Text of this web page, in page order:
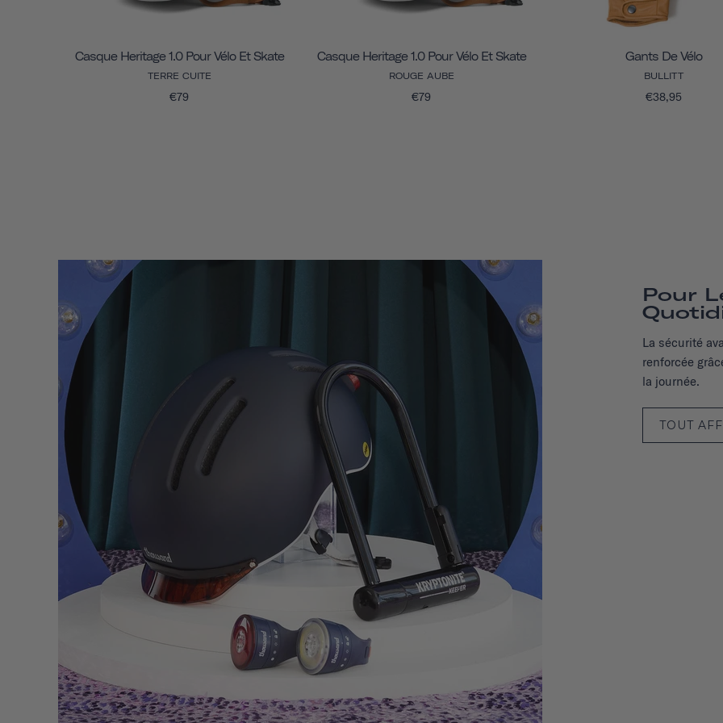
Casque Heritage 1.0 Pour Vélo Et Skate
TERRE CUITE
€79
Casque Heritage 1.0 Pour Vélo Et Skate
ROUGE AUBE
€79
Gants De Vélo
BULLITT
€38,95
Pour
La sécurité
renforcée
la journée.
TOUT